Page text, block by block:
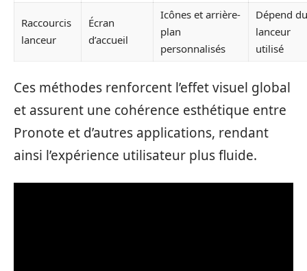
Raccourcis
lanceur
Écran
d’accueil
Icônes et arrière-
plan
personnalisés
Dépend du
lanceur
utilisé
Ces méthodes renforcent l’effet visuel global
et assurent une cohérence esthétique entre
Pronote et d’autres applications, rendant
ainsi l’expérience utilisateur plus fluide.